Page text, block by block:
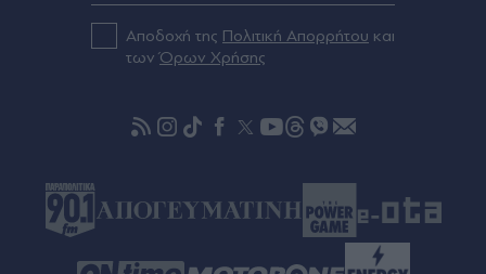
πρέπει να κάνουν οι ιδιοκτήτες σκυλιών και
Οι "Πρασινοφρουροί" της Κουµουνδούρου κατά
το κόμμα Καρυστιανού με τη μαφία
Αποδοχή της Πολιτική Απορρήτου και
τωνΌρων Χρήσης